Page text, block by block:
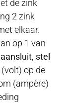
de zink
2 zink
elkaar.
op 1 van
stel
op de
(ampère)